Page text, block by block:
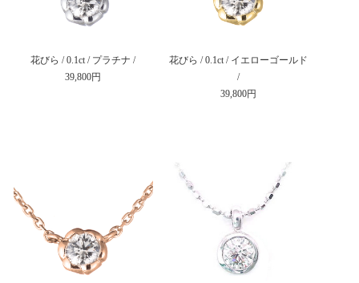
花びら / 0.1ct / プラチナ /
39,800円
花びら / 0.1ct / イエローゴールド
/
39,800円